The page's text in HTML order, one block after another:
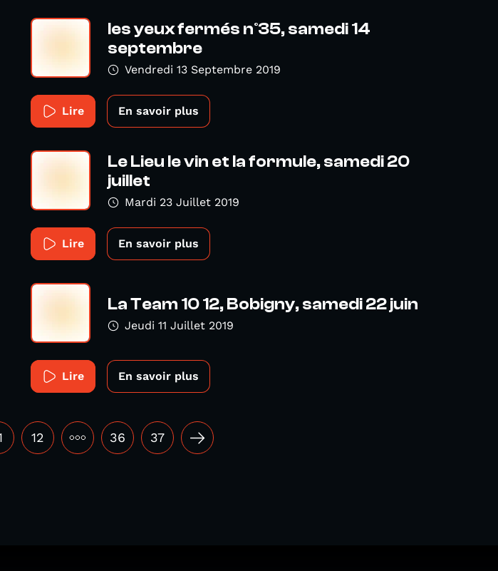
les yeux fermés n°35, samedi 14
septembre
Vendredi 13 Septembre 2019
Lire En savoir plus
Le Lieu le vin et la formule, samedi 20
juillet
Mardi 23 Juillet 2019
Lire En savoir plus
La Team 10 12, Bobigny, samedi 22 juin
Jeudi 11 Juillet 2019
Lire En savoir plus
12 ••• 36 37